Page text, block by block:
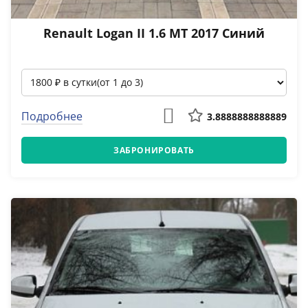
Renault Logan II 1.6 MT 2017 Синий
Подробнее 3.8888888888889
ЗАБРОНИРОВАТЬ